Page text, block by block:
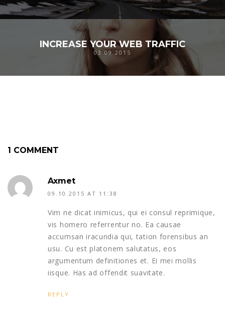
INCREASE YOUR WEB TRAFFIC
03.09.2015
1 COMMENT
Axmet
09.10.2015 AT 11:38
Vim ne dicat inimicus, qui ei consul reprimique,
vis homero referrentur no. Ea causae
accumsan iracundia qui, tation forensibus an
usu. Cu est platonem salutatus, eos
argumentum definitiones et. Ei mei mollis
iisque. Has ad offendit suavitate.
REPLY